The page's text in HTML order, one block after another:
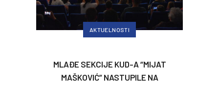
AKTUELNOSTI
MLAĐE SEKCIJE KUD-A “MIJAT
MAŠKOVIĆ” NASTUPILE NA